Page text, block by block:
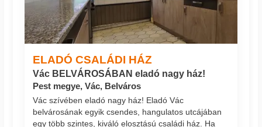
ELADÓ CSALÁDI HÁZ
Vác BELVÁROSÁBAN eladó nagy ház!
Pest megye, Vác, Belváros
Vác szívében eladó nagy ház! Eladó Vác
belvárosának egyik csendes, hangulatos utcájában
egy több szintes, kiváló elosztású családi ház. Ha